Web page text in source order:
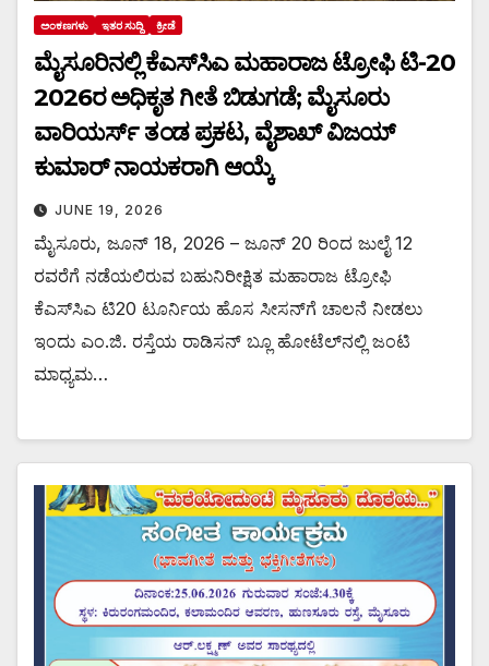
ಅಂಕಣಗಳು ಇತರ ಸುದ್ದಿ ಕ್ರೀಡೆ
ಮೈಸೂರಿನಲ್ಲಿ ಕೆಎಸ್‌ಸಿಎ ಮಹಾರಾಜ ಟ್ರೋಫಿ ಟಿ-20
2026ರ ಅಧಿಕೃತ ಗೀತೆ ಬಿಡುಗಡೆ; ಮೈಸೂರು
ವಾರಿಯರ್ಸ್ ತಂಡ ಪ್ರಕಟ, ವೈಶಾಖ್ ವಿಜಯ್
ಕುಮಾರ್ ನಾಯಕರಾಗಿ ಆಯ್ಕೆ
JUNE 19, 2026
ಮೈಸೂರು, ಜೂನ್ 18, 2026 – ಜೂನ್ 20 ರಿಂದ ಜುಲೈ 12
ರವರೆಗೆ ನಡೆಯಲಿರುವ ಬಹುನಿರೀಕ್ಷಿತ ಮಹಾರಾಜ ಟ್ರೋಫಿ
ಕೆಎಸ್‌ಸಿಎ ಟಿ20 ಟೂರ್ನಿಯ ಹೊಸ ಸೀಸನ್‌ಗೆ ಚಾಲನೆ ನೀಡಲು
ಇಂದು ಎಂ.ಜಿ. ರಸ್ತೆಯ ರಾಡಿಸನ್ ಬ್ಲೂ ಹೋಟೆಲ್‌ನಲ್ಲಿ ಜಂಟಿ
ಮಾಧ್ಯಮ…